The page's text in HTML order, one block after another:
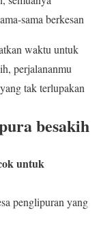
sama berkesan
waktu untuk
perjalananmu
tak terlupakan
besakih
untuk
penglipuran yang